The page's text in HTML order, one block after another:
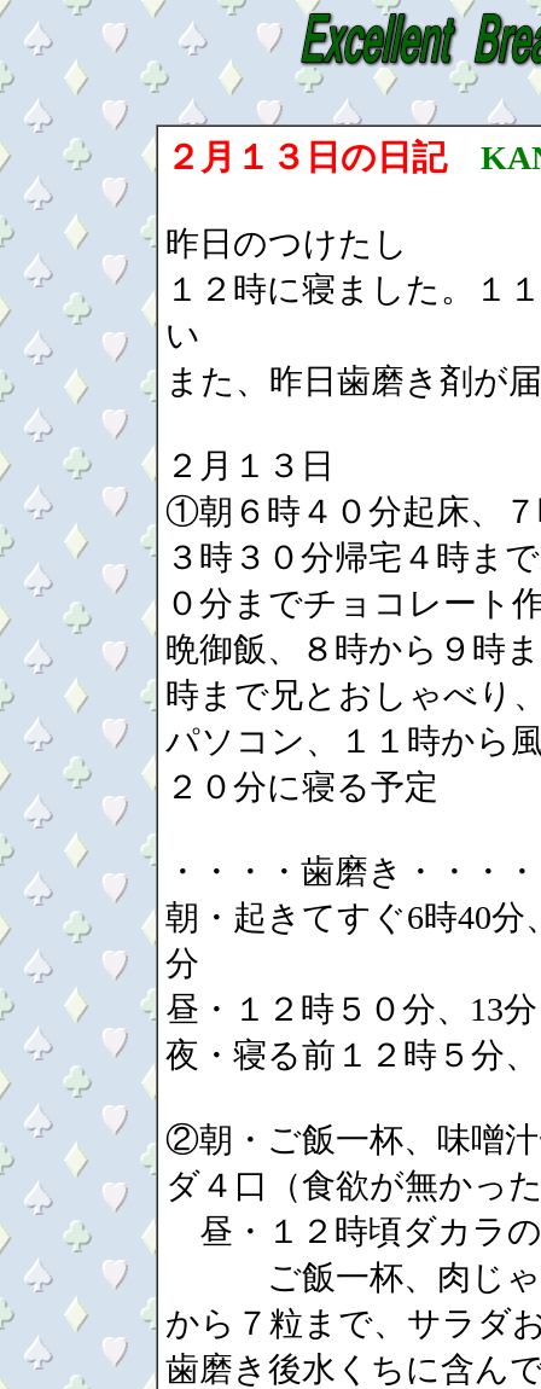
２月１３日の日記
昨日のつけたし
１２時に寝ました。１
い
また、昨日歯磨き剤が
２月１３日
①朝６時４０分起床、
３時３０分帰宅４時ま
０分までチョコレート
晩御飯、８時から９時
時まで兄とおしゃべり
パソコン、１１時から
２０分に寝る予定
・・・・歯磨き・・・
朝・起きてすぐ6時40分
分
昼・１２時５０分、13分
夜・寝る前１２時５分
②朝・ご飯一杯、味噌
ダ４口（食欲が無かっ
昼・１２時頃ダカラ
ご飯一杯、肉じゃ
から７粒まで、サラダ
歯磨き後水くちに含ん